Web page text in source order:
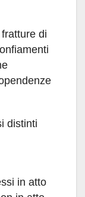
di
distinti
in atto